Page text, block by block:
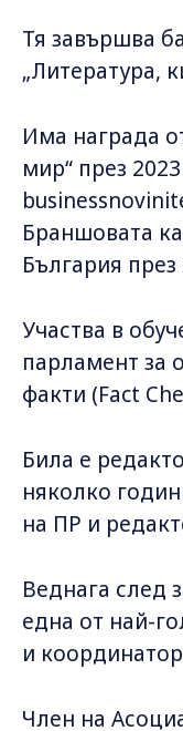
Тя завършва
„Литература,
Има награда
мир“ през
Браншовата
България през
Участва в
парламент за
факти (Fact
Била е
няколко
на ПР и
Веднага след
една от най-
и
Член на